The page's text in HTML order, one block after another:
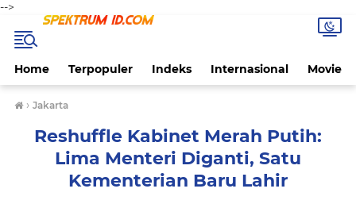
-->
Home Terpopuler Indeks Internasional Movie
› Jakarta
Reshuffle Kabinet Merah Putih:
Lima Menteri Diganti, Satu
Kementerian Baru Lahir